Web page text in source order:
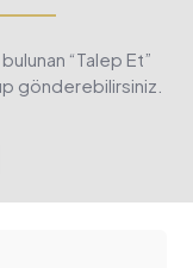
“Talep Et”
gönderebilirsiniz.